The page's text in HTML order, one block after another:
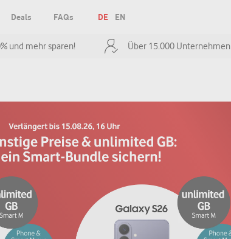
Deals FAQs DE EN
und mehr sparen! Über 15.000 Unternehmen